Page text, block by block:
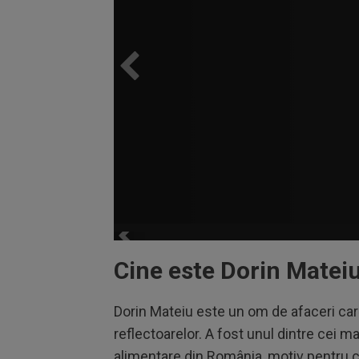
Cine este Dorin
Dorin Mateiu este un om de afaceri
reflectoarelor. A fost unul dintre cei